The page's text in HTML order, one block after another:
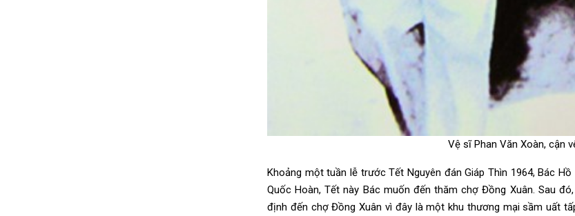
Vệ sĩ Phan Văn Xoàn, cận
Khoảng một tuần lễ trước Tết Nguyên đán Giáp Thìn 1964, Bác
Quốc Hoàn, Tết này Bác muốn đến thăm chợ Đồng Xuân. Sau
định đến chợ Đồng Xuân vì đây là một khu thương mại sầm uất